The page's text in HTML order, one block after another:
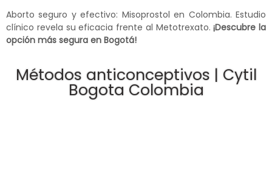
Aborto seguro y efectivo: Misoprostol en Colombia. Estudio
clínico revela su eficacia frente al Metotrexato.¡Descubre la
opción más segura en Bogotá!
Métodos anticonceptivos | Cytil
Bogota Colombia